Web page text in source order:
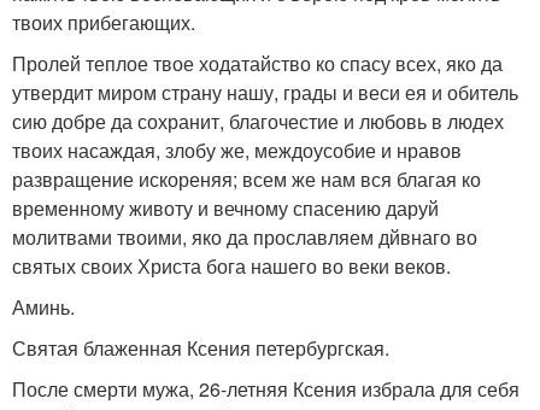
твоих прибегающих.
Пролей теплое твое ходатайство ко спасу всех, яко да
утвердит миром страну нашу, грады и веси ея и обитель
сию добре да сохранит, благочестие и любовь в людех
твоих насаждая, злобу же, междоусобие и нравов
развращение искореняя; всем же нам вся благая ко
временному животу и вечному спасению даруй
молитвами твоими, яко да прославляем дйвнаго во
святых своих Христа бога нашего во веки веков.
Аминь.
Святая блаженная Ксения петербургская.
После смерти мужа, 26-летняя Ксения избрала для себя